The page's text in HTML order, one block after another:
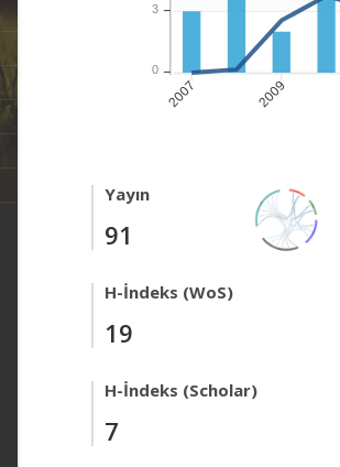
2007 2009
3
0
Yayın
91
H-İndeks (WoS)
19
H-İndeks (Scholar)
7